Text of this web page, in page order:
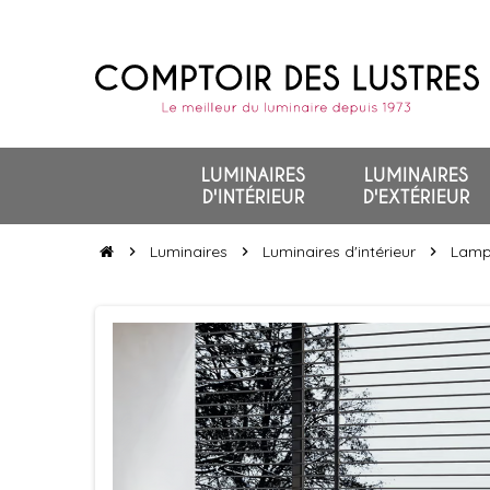
LUMINAIRES
D'INTÉRIEUR
LUMINAIRES
D'EXTÉRIEUR
chevron_right Luminaires chevron_right Luminaires d'intérieur chevron_right